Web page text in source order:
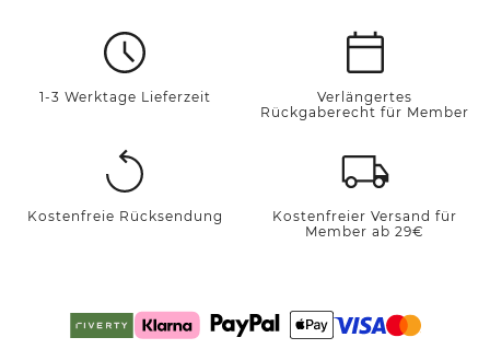
1-3 Werktage Lieferzeit
Verlängertes
Rückgaberecht für Member
Kostenfreie Rücksendung
Kostenfreier Versand für
Member ab 29€